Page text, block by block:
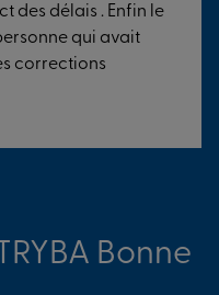
un
certifiés, une garantie
veille à la qualité de
durant l’ensemble
dès à présent.
des délais . Enfin le
qui avait
corrections
Bonne